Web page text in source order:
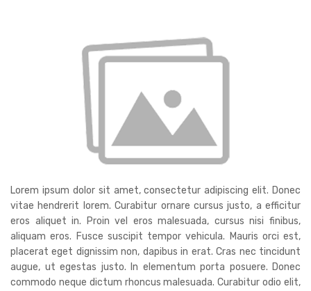
Lorem ipsum dolor sit amet, consectetur adipiscing elit. Donec
vitae hendrerit lorem. Curabitur ornare cursus justo, a efficitur
eros aliquet in. Proin vel eros malesuada, cursus nisi finibus,
aliquam eros. Fusce suscipit tempor vehicula. Mauris orci est,
placerat eget dignissim non, dapibus in erat. Cras nec tincidunt
augue, ut egestas justo. In elementum porta posuere. Donec
commodo neque dictum rhoncus malesuada. Curabitur odio elit,